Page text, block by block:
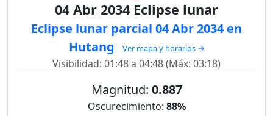
04 Abr 2034 Eclipse lunar
Eclipse lunar parcial 04 Abr 2034 en
Hutang
Ver mapa y horarios →
Visibilidad: 01:48 a 04:48 (Máx: 03:18)
Magnitud: 0.887
Oscurecimiento: 88%